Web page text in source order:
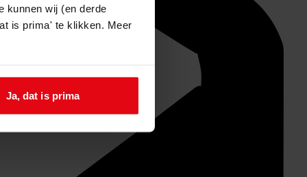
kunnen wij (en derde
is prima' te klikken. Meer
Ja, dat is prima